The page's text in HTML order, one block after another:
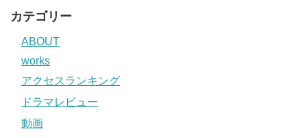
カテゴリー
ABOUT
works
アクセスランキング
ドラマレビュー
動画